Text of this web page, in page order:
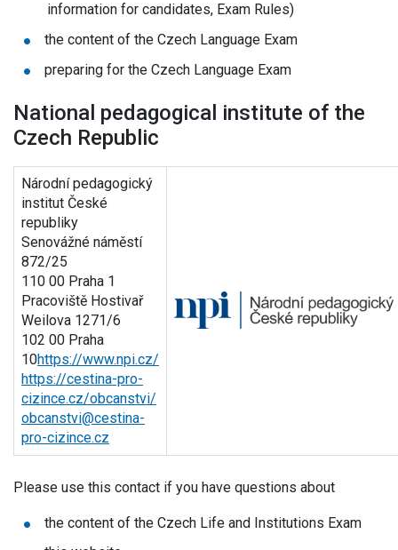
information for candidates, Exam Rules)
the content of the Czech Language Exam
preparing for the Czech Language Exam
National pedagogical institute of the
Czech Republic
Národní pedagogický
institut České
republiky
Senovážné náměstí
872/25
110 00 Praha 1
Pracoviště Hostivař
Weilova 1271/6
102 00 Praha
10https://www.npi.cz/
https://cestina-pro-
cizince.cz/obcanstvi/
obcanstvi@cestina-
pro-cizince.cz
Please use this contact if you have questions about
the content of the Czech Life and Institutions Exam